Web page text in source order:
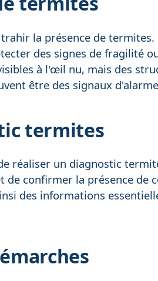
la présence de termites.
des signes de fragilité
à l'œil nu, mais des
être des signaux
termites
réaliser un diagnostic
confirmer la présence de
des informations